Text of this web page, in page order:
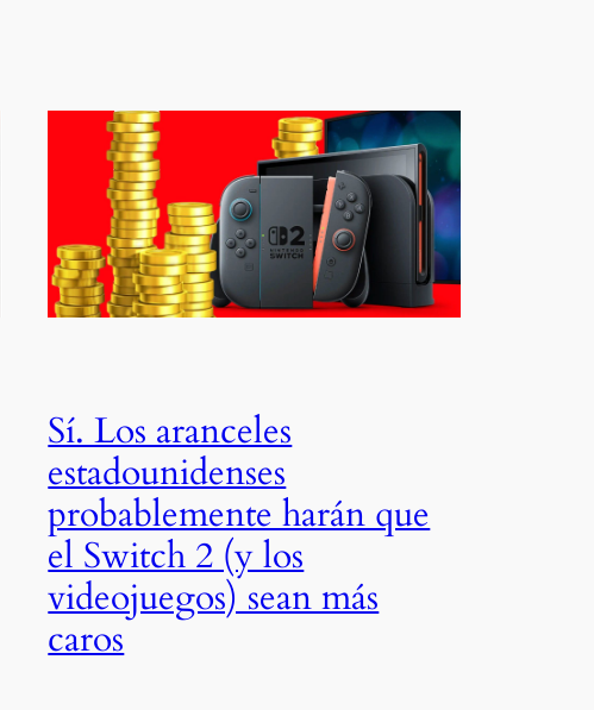
Sí. Los aranceles
estadounidenses
probablemente harán que
el Switch 2 (y los
videojuegos) sean más
caros